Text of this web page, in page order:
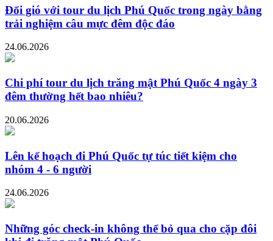
Đổi gió với tour du lịch Phú Quốc trong ngày bằng
trải nghiệm câu mực đêm độc đáo
24.06.2026
Chi phí tour du lịch trăng mật Phú Quốc 4 ngày 3
đêm thường hết bao nhiêu?
20.06.2026
Lên kế hoạch đi Phú Quốc tự túc tiết kiệm cho
nhóm 4 - 6 người
24.06.2026
Những góc check-in không thể bỏ qua cho cặp đôi